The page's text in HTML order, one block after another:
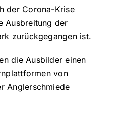
der Corona-Krise
Ausbreitung der
zurückgegangen ist.
die Ausbilder einen
von
Anglerschmiede